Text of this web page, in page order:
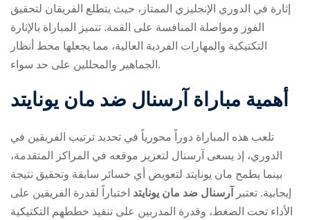
إثارة في الدوري الإنجليزي الممتاز، حيث يتطلع الفريقان لتحقيق
الفوز ومواصلة المنافسة على القمة. تتميز المباراة بالإثارة
التكتيكية والمهارات الفردية العالية، مما يجعلها محط أنظار
الجماهير والمحللين على حد سواء.
أهمية مباراة آرسنال ضد مان يونايتد
تلعب هذه المباراة دوراً محورياً في تحديد ترتيب الفريقين في
الدوري، إذ يسعى آرسنال لتعزيز موقعه في المراكز المتقدمة،
بينما يطمح مان يونايتد لتعويض أي خسائر سابقة وتحقيق نتيجة
إيجابية. تعتبر آرسنال ضد مان يونايتد اختباراً لقدرة الفريقين على
الأداء تحت الضغط، وقدرة المدربين على تنفيذ خططهم التكتيكية